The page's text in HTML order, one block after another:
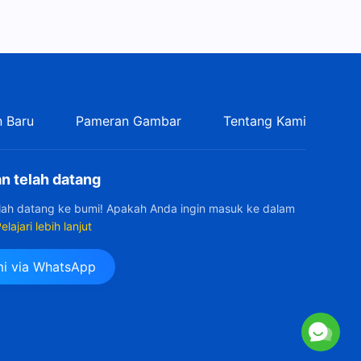
37:24
29:21
Baru Pameran Gambar Tentang Kami
telah datang
datang ke bumi! Apakah Anda ingin masuk ke dalam
lebih lanjut
via WhatsApp